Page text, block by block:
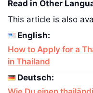
Read in Other
This article is also
English:
How to Apply for a
in Thailand
Deutsch: